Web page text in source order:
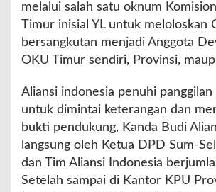
melalui salah satu oknum
Timur inisial YL untuk meloloskan
bersangkutan menjadi Anggota
OKU Timur sendiri, Provinsi,
Aliansi indonesia penuhi
untuk dimintai keterangan dan
bukti pendukung, Kanda Budi
langsung oleh Ketua DPD Sum-
dan Tim Aliansi Indonesia
Setelah sampai di Kantor KPU